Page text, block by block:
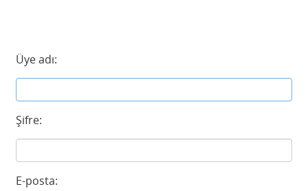
Üye adı:
Şifre:
E-posta: